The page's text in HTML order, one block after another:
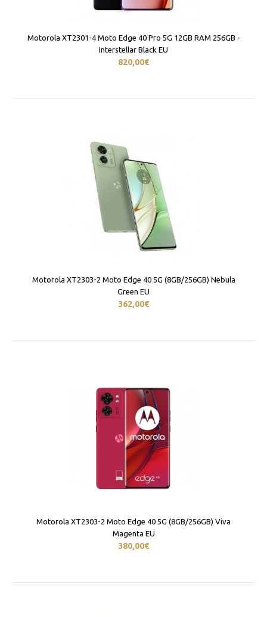
Motorola XT2301-4 Moto Edge 40 Pro 5G 12GB RAM 256GB -
Interstellar Black EU
820,00€
Motorola XT2303-2 Moto Edge 40 5G (8GB/256GB) Nebula
Green EU
362,00€
Motorola XT2303-2 Moto Edge 40 5G (8GB/256GB) Viva
Magenta EU
380,00€